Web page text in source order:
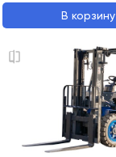
В корзину